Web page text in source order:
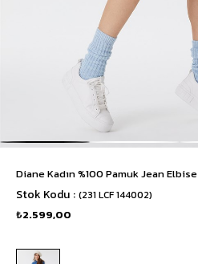
Diane Kadın %100 Pamuk Jean Elbise
Stok Kodu (231 LCF 144002)
₺2.599,00